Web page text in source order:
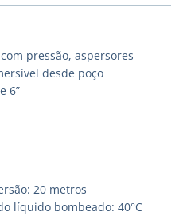
pressão, aspersores
desde poço
6”
20 metros
líquido bombeado: 40°C